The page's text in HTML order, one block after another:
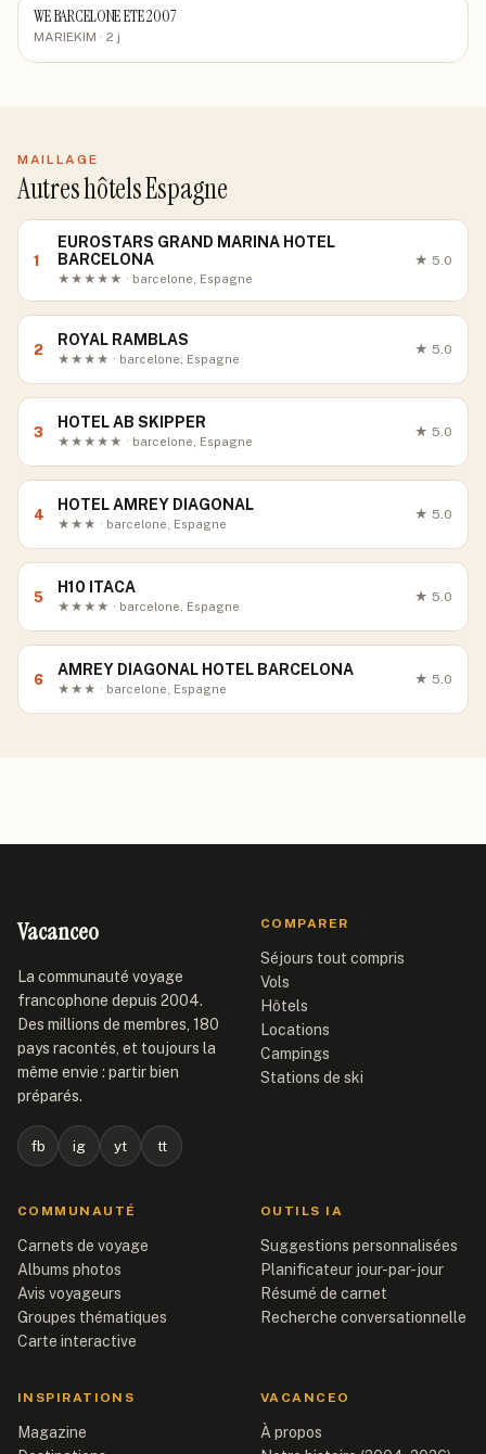
WE BARCELONE ETE 2007
MARIEKIM · 2 j
MAILLAGE
Autres hôtels Espagne
1
EUROSTARS GRAND MARINA HOTEL
BARCELONA
★★★★★ · barcelone, Espagne
★ 5.0
2
ROYAL RAMBLAS
★★★★ · barcelone, Espagne
★ 5.0
3
HOTEL AB SKIPPER
★★★★★ · barcelone, Espagne
★ 5.0
4
HOTEL AMREY DIAGONAL
★★★ · barcelone, Espagne
★ 5.0
5
H10 ITACA
★★★★ · barcelone, Espagne
★ 5.0
6
AMREY DIAGONAL HOTEL BARCELONA
★★★ · barcelone, Espagne
★ 5.0
Vacanceo
La communauté voyage
francophone depuis 2004.
Des millions de membres, 180
pays racontés, et toujours la
même envie : partir bien
préparés.
fb ig yt tt
COMPARER
Séjours tout compris
Vols
Hôtels
Locations
Campings
Stations de ski
COMMUNAUTÉ
Carnets de voyage
Albums photos
Avis voyageurs
Groupes thématiques
Carte interactive
OUTILS IA
Suggestions personnalisées
Planificateur jour-par-jour
Résumé de carnet
Recherche conversationnelle
INSPIRATIONS
Magazine
VACANCEO
À propos